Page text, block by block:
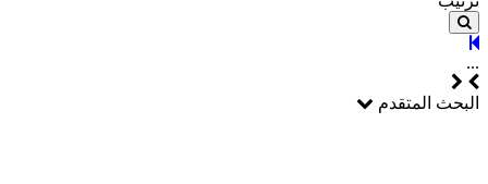
...
البحث المتقدم